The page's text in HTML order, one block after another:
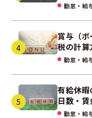
勤怠・給
賞与（
税の計
勤怠・給
有給休
日数・
て解説
勤怠・給